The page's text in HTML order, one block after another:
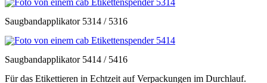
Saugbandapplikator 5314 / 5316
Saugbandapplikator 5414 / 5416
Für das Etikettieren in Echtzeit auf Verpackungen im Durchlauf.